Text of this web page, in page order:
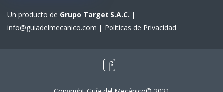
Un producto de Grupo Target S.A.C. |
info@guiadelmecanico.com | Políticas de Privacidad